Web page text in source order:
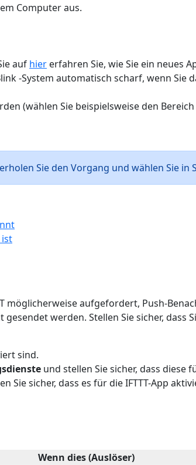
Computer aus.
auf hier erfahren Sie, wie Sie ein neues
-System automatisch scharf, wenn Sie
(wählen Sie beispielsweise den
Sie den Vorgang und wählen Sie in
ist
möglicherweise aufgefordert, Push-
werden. Stellen Sie sicher,
sind.
und stellen Sie sicher, dass diese
Sie sicher, dass es für die IFTTT-App
Wenn dies (Auslöser)